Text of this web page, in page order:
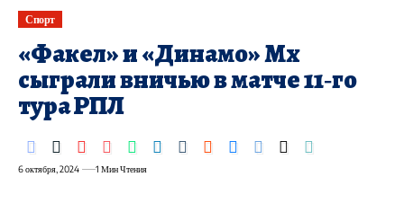
Спорт
«Факел» и «Динамо» Мх
сыграли вничью в матче 11‑го
тура РПЛ
6 октября, 2024 1 Мин Чтения